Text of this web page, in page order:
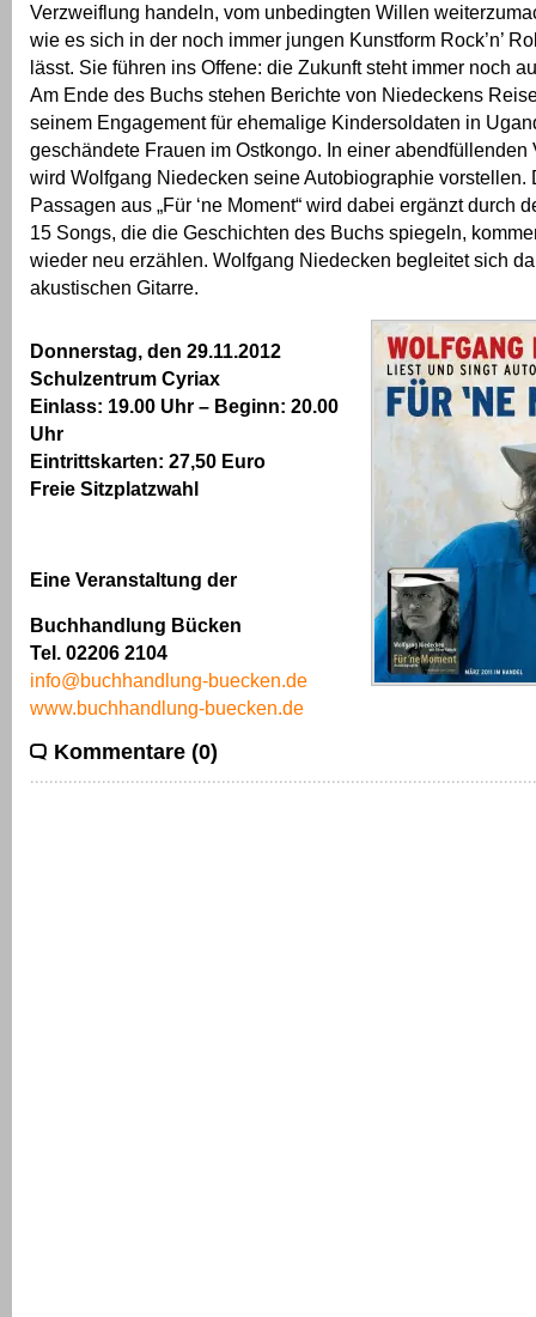
Verzweiflung handeln, vom unbedingten Willen
wie es sich in der noch immer jungen Kunstform Rock’n’
lässt. Sie führen ins Offene: die Zukunft steht immer noch
Am Ende des Buchs stehen Berichte von Niedeckens
seinem Engagement für ehemalige Kindersoldaten in
geschändete Frauen im Ostkongo. In einer abendfüllenden
wird Wolfgang Niedecken seine Autobiographie vorstellen.
Passagen aus „Für ‘ne Moment“ wird dabei ergänzt durch
15 Songs, die die Geschichten des Buchs spiegeln,
wieder neu erzählen. Wolfgang Niedecken begleitet sich
akustischen Gitarre.
Donnerstag, den 29.11.2012
Schulzentrum Cyriax
Einlass: 19.00 Uhr – Beginn: 20.00
Uhr
Eintrittskarten: 27,50 Euro
Freie Sitzplatzwahl
Eine Veranstaltung der
Buchhandlung Bücken
Tel. 02206 2104
info@buchhandlung-buecken.de
www.buchhandlung-buecken.de
Kommentare (0)